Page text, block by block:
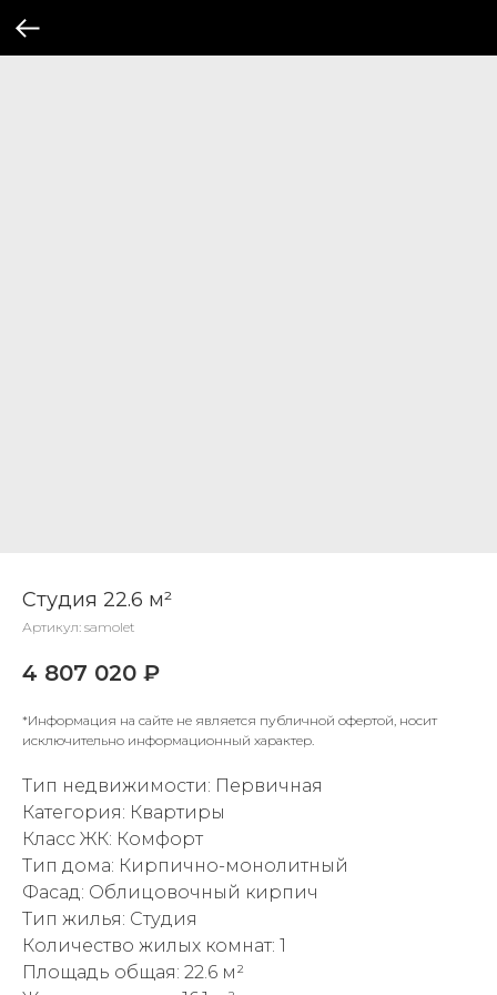
Студия 22.6 м²
Артикул: samolet
4 807 020 ₽
*Информация на сайте не является публичной офертой, носит
исключительно информационный характер.
Тип недвижимости: Первичная
Категория: Квартиры
Класс ЖК: Комфорт
Тип дома: Кирпично-монолитный
Фасад: Облицовочный кирпич
Тип жилья: Студия
Количество жилых комнат: 1
Площадь общая: 22.6 м²